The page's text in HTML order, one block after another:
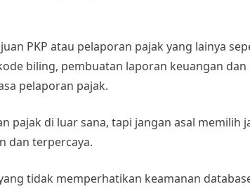
PKP atau pelaporan pajak yang lainya
biling, pembuatan laporan keuangan
pelaporan pajak.
pajak di luar sana, tapi jangan asal memilih
dan terpercaya.
tidak memperhatikan keamanan